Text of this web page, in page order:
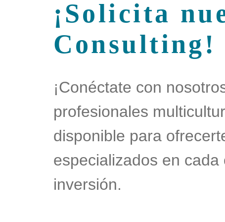
¡Solicita
Consulting!
¡Conéctate con
profesionales
disponible para
especializados en
inversión.